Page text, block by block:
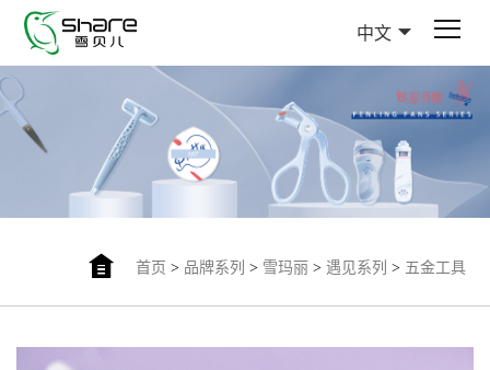
中文
首页 > 品牌系列 > 雪玛丽> 遇见系列 > 五金工具